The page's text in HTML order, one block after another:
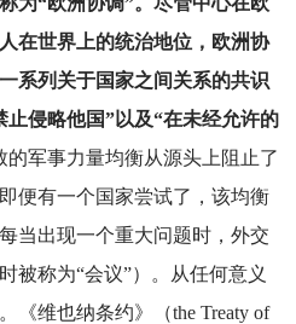
在世界上的统治地位，欧洲协
系列关于国家之间关系的共识
侵略他国”以及“在未经允许的
的军事力量均衡从源头上阻止了
便有一个国家尝试了，该均衡
当出现一个重大问题时，外交
被称为“会议”）。从任何意义
《维也纳条约》（the Treaty of